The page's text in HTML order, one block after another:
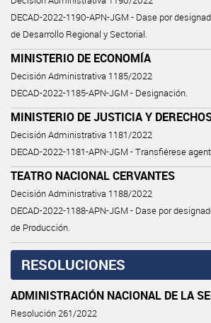
DECAD-2022-1190-APN-JGM - Dase por
de Desarrollo Regional y Sectorial.
MINISTERIO DE ECONOMÍA
Decisión Administrativa 1185/2022
DECAD-2022-1185-APN-JGM - Designación.
MINISTERIO DE JUSTICIA Y
Decisión Administrativa 1181/2022
DECAD-2022-1181-APN-JGM - Transfiérese
TEATRO NACIONAL CERVANTES
Decisión Administrativa 1188/2022
DECAD-2022-1188-APN-JGM - Dase por
de Producción.
RESOLUCIONES
ADMINISTRACIÓN NACIONAL DE LA
Resolución 261/2022